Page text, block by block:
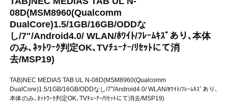
08D(MSM8960(Qualcomm
DualCore)1.5/1GB/16GB/ODDな
し/7"/Android4.0/ WLAN/ﾎﾜｲﾄ/ﾌﾚｰﾑｷｽﾞあり､本体
のみ､ﾈｯﾄﾜｰｸ判定OK､TVﾁｭｰﾅｰ/ﾘｾｯﾄにて消
去/MSP19)
TAB)NEC MEDIAS TAB UL N-08D(MSM8960(Qualcomm
DualCore)1.5/1GB/16GB/ODDなし/7"/Android4.0/ WLAN/ﾎﾜｲﾄ/ﾌﾚｰﾑｷｽﾞあり､
本体のみ､ﾈｯﾄﾜｰｸ判定OK､TVﾁｭｰﾅｰ/ﾘｾｯﾄにて消去/MSP19)